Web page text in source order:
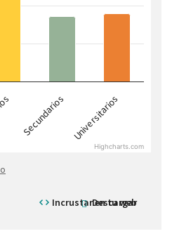
Incrustar en tu web
Descargar
Secundarios Universitarios
Highcharts.com